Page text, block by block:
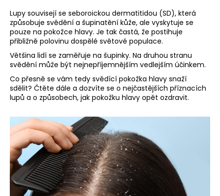
Lupy souvisejí se seboroickou dermatitidou (SD), která
způsobuje svědění a šupinatění kůže, ale vyskytuje se
pouze na pokožce hlavy. Je tak častá, že postihuje
přibližně polovinu dospělé světové populace.
Většina lidí se zaměřuje na šupinky. Na druhou stranu
svědění může být nejnepříjemnějším vedlejším účinkem.
Co přesně se vám tedy svědící pokožka hlavy snaží
sdělit? Čtěte dále a dozvíte se o nejčastějších příznacích
lupů a o způsobech, jak pokožku hlavy opět ozdravit.
HLEDAT
D
p
o
r
u
č
u
j